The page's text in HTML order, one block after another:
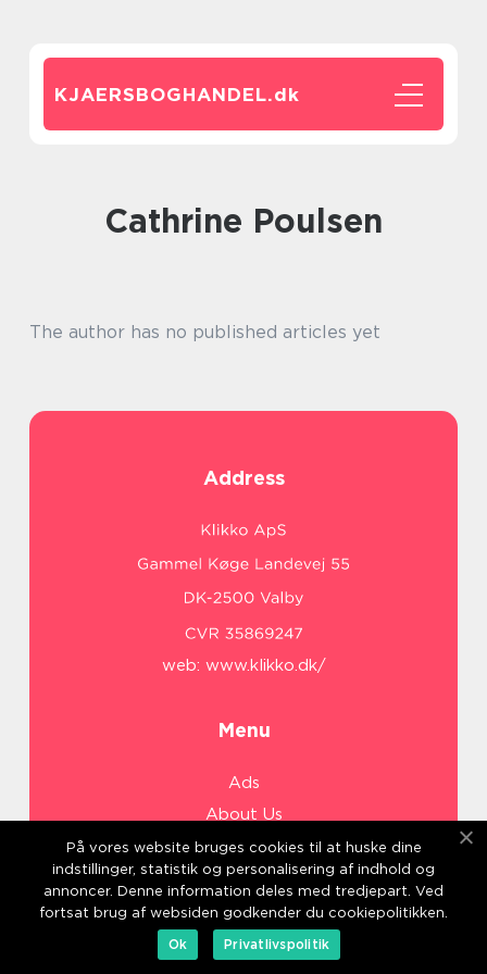
KJAERSBOGHANDEL.dk
Cathrine Poulsen
The author has no published articles yet
Address
web: www.klikko.dk/
Menu
Ads
About Us
Cookies
Contact
Sitemap
På vores website bruges cookies til at huske dine
indstillinger, statistik og personalisering af indhold og
annoncer. Denne information deles med tredjepart. Ved
fortsat brug af websiden godkender du cookiepolitikken.
Ok
Privatlivspolitik